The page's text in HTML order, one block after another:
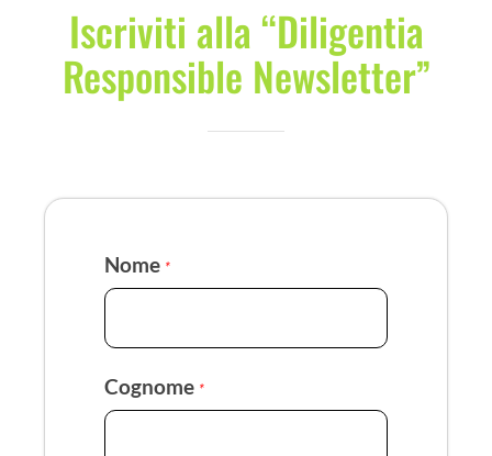
Iscriviti alla “Diligentia
Responsible Newsletter”
Nome *
Cognome *